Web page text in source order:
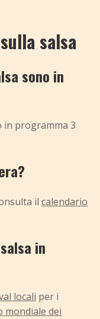
salsa
sono in
in programma 3
il calendario
in
locali per i
mondiale dei